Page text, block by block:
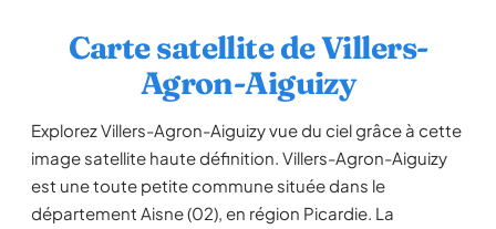
Carte satellite de Villers-
Agron-Aiguizy
Explorez Villers-Agron-Aiguizy vue du ciel grâce à cette
image satellite haute définition. Villers-Agron-Aiguizy
est une toute petite commune située dans le
département Aisne (02), en région Picardie. La